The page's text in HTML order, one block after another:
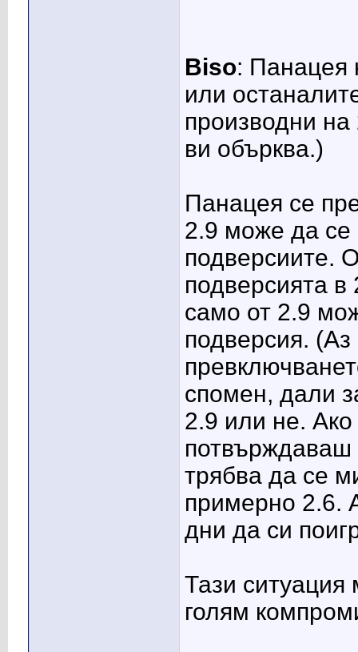
Biso: Панацея
или
производни
ви обърква.)
Панацея се
2.9 може да се
подверсиите.
подверсията
само от 2.9
подверсия.
спомен, дали
2.9 или не. Ако
потвърждаваш
трябва да се
примерно 2.6.
дни да си
Тази ситуация
голям